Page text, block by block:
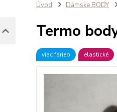
Úvod Dámske BODY
Termo
viac farieb elastické